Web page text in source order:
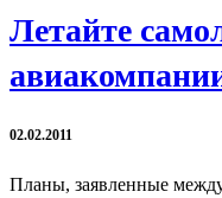
Летайте
02.02.2011
Планы, заявленные